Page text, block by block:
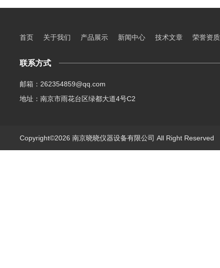
首页 关于我们 产品展示 新闻中心 技术文章 荣誉资质
联系方式
邮箱：262354859@qq.com
地址：南京市雨花台区绿都大道4号C2
Copyright©2026 南京晓晓仪器设备有限公司 All Right